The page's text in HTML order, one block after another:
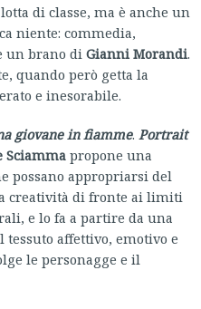
di classe, ma è anche un
niente: commedia,
un brano di Gianni Morandi.
quando però getta la
e inesorabile.
giovane in fiamme. Portrait
Sciamma propone una
possano appropriarsi del
creatività di fronte ai limiti
e lo fa a partire da una
affettivo, emotivo e
le personagge e il